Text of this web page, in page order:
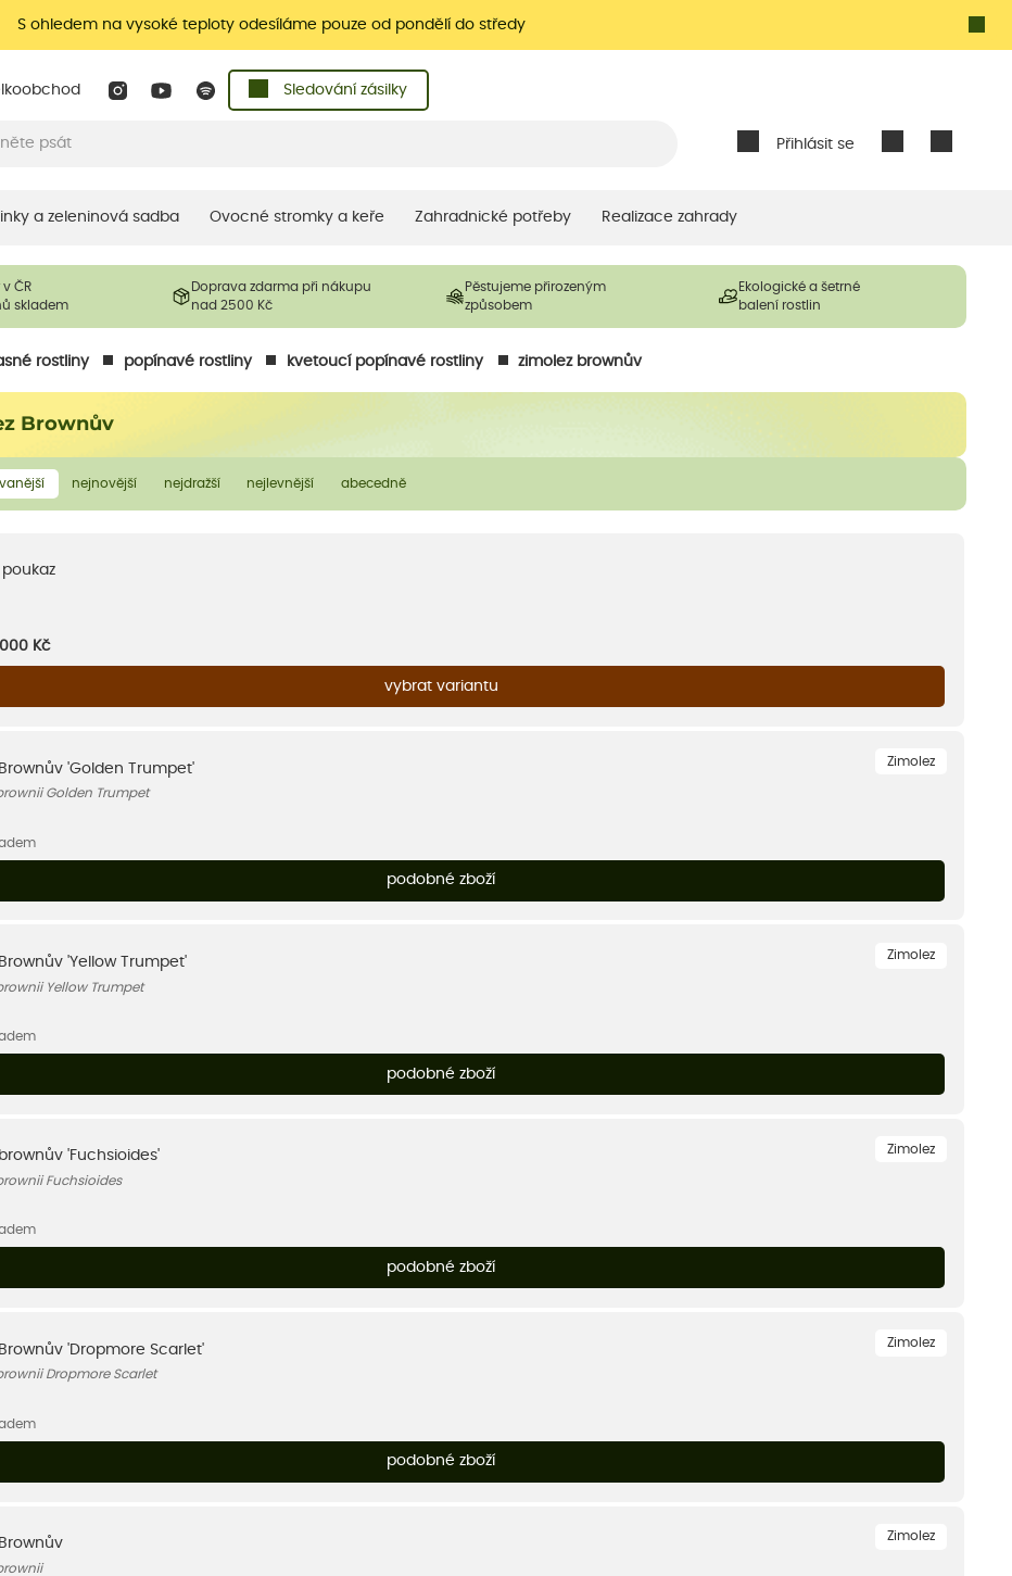
S ohledem na vysoké teploty odesíláme pouze od pondělí do středy
Přihlásit se
Sledování zásilky
a zeleninová sadba Ovocné stromky a keře Zahradnické potřeby Realizace zahrady
v ČR
skladem
Doprava zdarma při nákupu
nad 2500 Kč
Pěstujeme přirozeným
způsobem
Ekologické a šetrné
balení rostlin
rostliny popínavé rostliny kvetoucí popínavé rostliny zimolez brownův
Brownův
nejnovější nejdražší nejlevnější abecedně
Kč
vybrat variantu
Zimolez
'Golden Trumpet'
Golden Trumpet
podobné zboží
Zimolez
'Yellow Trumpet'
Yellow Trumpet
podobné zboží
Zimolez
'Fuchsioides'
Fuchsioides
podobné zboží
Zimolez
'Dropmore Scarlet'
Dropmore Scarlet
podobné zboží
Zimolez